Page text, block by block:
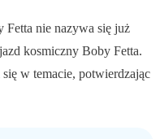
nie nazywa się już
kosmiczny Boby Fetta.
w temacie, potwierdzając